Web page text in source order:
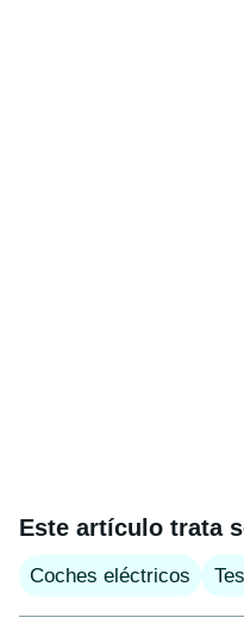
Este artículo trata
Coches eléctricos